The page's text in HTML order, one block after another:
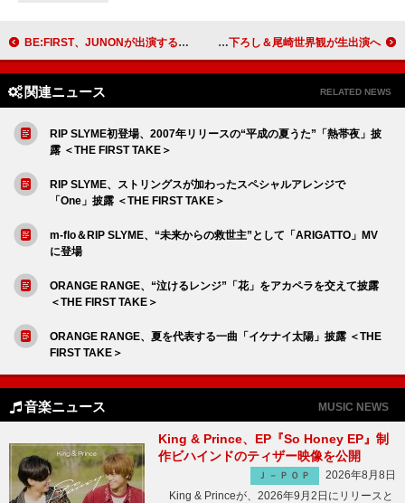
BE:FIRST、JUNONが出演する映画『WIND BREAKER』主題歌を担当 クリープハイプ、TBS『news23』新EDテーマ「23、24」書き下ろし＆尾崎世界観が生出演へ
関連ニュース RELATED NEWS
RIP SLYME初登場、2007年リリースの“平成の夏うた”「熱帯夜」披
露 ＜THE FIRST TAKE＞
RIP SLYME、ストリングスが加わったスペシャルアレンジで
「One」披露 ＜THE FIRST TAKE＞
m-flo＆RIP SLYME、“未来からの救世主”として「ARIGATTO」MV
に登場
ORANGE RANGE、“泣けるレンジ”「花」をアカペラを交えて披露
＜THE FIRST TAKE＞
ORANGE RANGE、夏を代表する一曲「イケナイ太陽」披露 ＜THE
FIRST TAKE＞
音楽ニュース MUSIC NEWS
King & Prince、EP『So Honey EP』制
作ビハインドのティザー映像を公開
Ｊ－ＰＯＰ
2026年8月8日
King & Princeが、2026年9月2日にリリースと